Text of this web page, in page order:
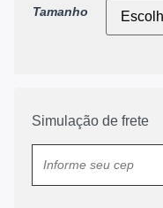
Tamanho
Simulação de frete